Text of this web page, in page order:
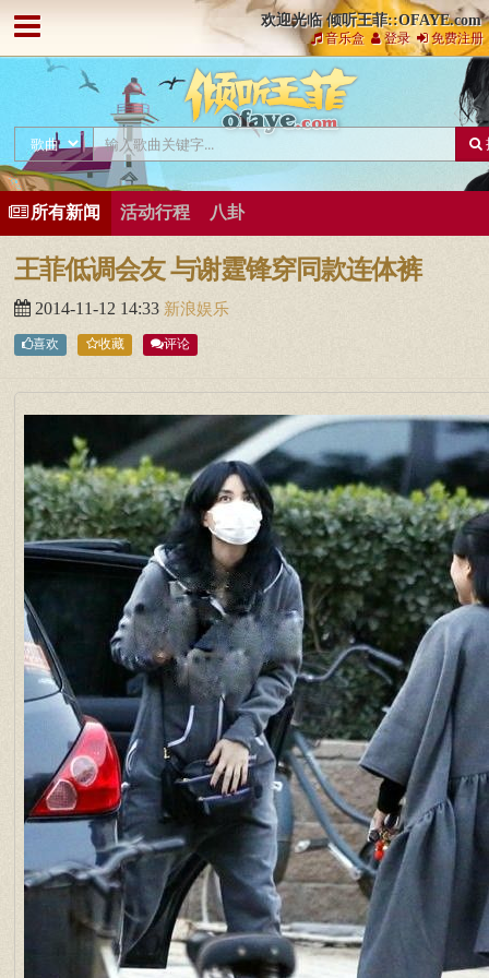
欢迎光临 倾听王菲::OFAYE.com
音乐盒 登录 免费注册
所有新闻 活动行程 八卦
王菲低调会友 与谢霆锋穿同款连体裤
2014-11-12 14:33 新浪娱乐
喜欢 收藏 评论